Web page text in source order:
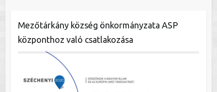
Mezőtárkány község önkormányzata ASP
központhoz való csatlakozása